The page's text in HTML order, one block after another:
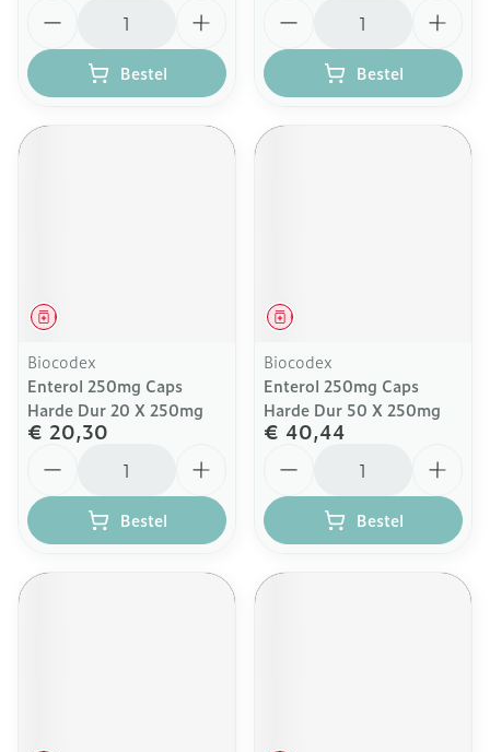
Bestel Bestel
Geneesmiddel
Biocodex
Enterol 250mg Caps
Harde Dur 20 X 250mg
€ 20,30
Bestel
Geneesmiddel
Biocodex
Enterol 250mg Caps
Harde Dur 50 X 250mg
€ 40,44
Bestel